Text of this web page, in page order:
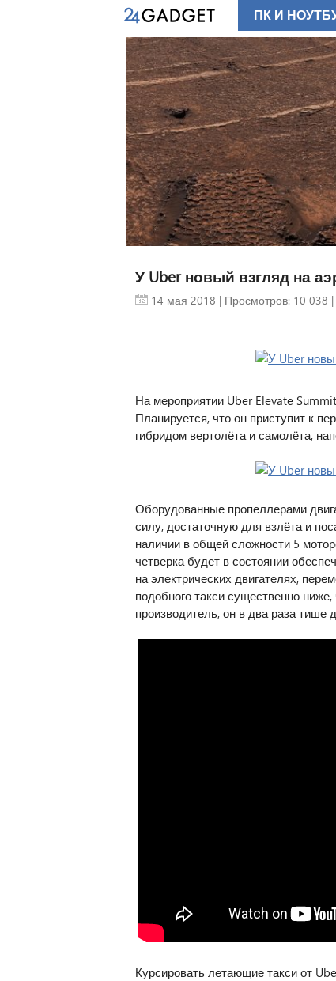
У Uber новый взгляд на
14 мая 2018 | Просмотров: 10 038 |
На мероприятии Uber Elevate
Планируется, что он приступит к
гибридом вертолёта и самолёта,
Оборудованные пропеллерами
силу, достаточную для взлёта и
наличии в общей сложности 5
четверка будет в состоянии
на электрических двигателях,
подобного такси существенно
производитель, он в два раза тише
Курсировать летающие такси от
ПК И